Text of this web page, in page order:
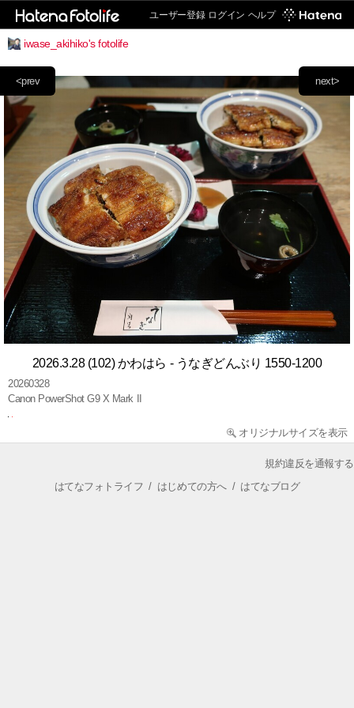
ユーザー登録 ログイン ヘルプ
iwase_akihiko's fotolife
next>
<prev
2026.3.28 (102) かわはら - うなぎどんぶり 1550-1200
20260328
Canon PowerShot G9 X Mark II
オリジナルサイズを表示
規約違反を通報する
はてなフォトライフ / はじめての方へ/ はてなブログ